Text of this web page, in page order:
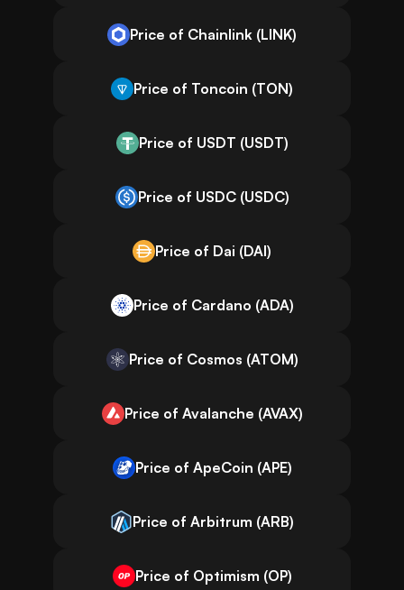
Price of Chainlink (LINK)
Price of Toncoin (TON)
Price of USDT (USDT)
Price of USDC (USDC)
Price of Dai (DAI)
Price of Cardano (ADA)
Price of Cosmos (ATOM)
Price of Avalanche (AVAX)
Price of ApeCoin (APE)
Price of Arbitrum (ARB)
Price of Optimism (OP)